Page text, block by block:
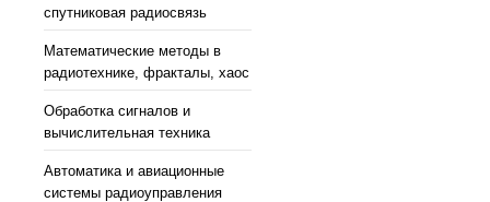
спутниковая радиосвязь
Математические методы в
радиотехнике, фракталы, хаос
Обработка сигналов и
вычислительная техника
Автоматика и авиационные
системы радиоуправления